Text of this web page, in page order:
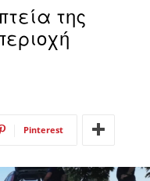
της
Pinterest